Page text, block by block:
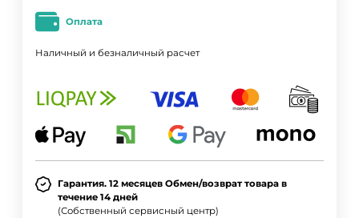
Оплата
Наличный и безналичный расчет
Гарантия. 12 месяцев Обмен/возврат товара в
течение 14 дней
(Собственный сервисный центр)